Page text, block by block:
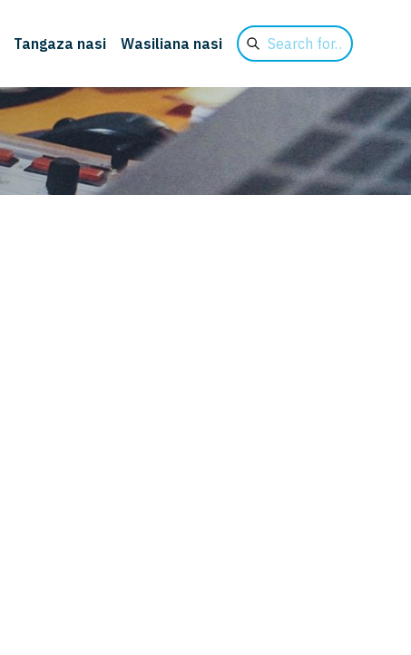
Tangaza nasi Wasiliana nasi
Search
for